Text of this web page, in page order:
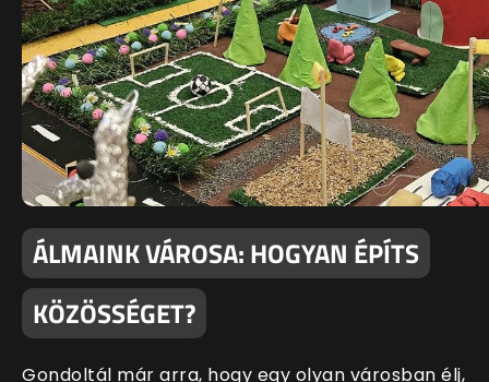
ÁLMAINK VÁROSA: HOGYAN ÉPÍTS
KÖZÖSSÉGET?
Gondoltál már arra, hogy egy olyan városban élj,